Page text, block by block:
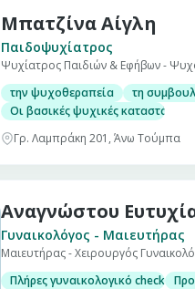
Μπατζίνα Αίγλη
Παιδοψυχίατρος
Ψυχίατρος Παιδιών & Εφήβων -
την ψυχοθεραπεία
τη
Οι βασικές ψυχικές καταστάσεις
Γρ. Λαμπράκη 201, Άνω Τούμπα
Αναγνώστου
Γυναικολόγος - Μαιευτήρας
Μαιευτήρας - Χειρουργός
Πλήρες γυναικολογικό check up